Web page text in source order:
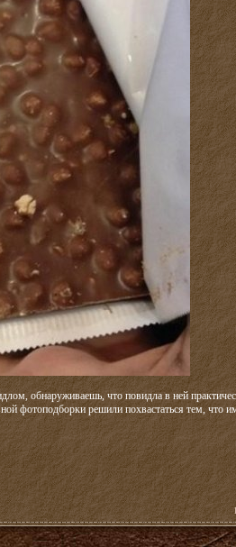
обнаруживаешь, что повидла в ней
фотоподборки решили похвастаться тем, что